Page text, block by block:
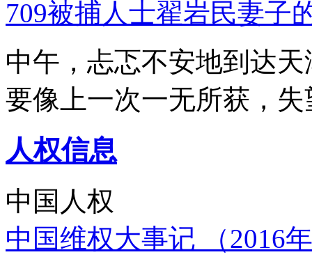
709被捕人士翟岩民妻子
中午，忐忑不安地到达
要像上一次一无所获，
人权信息
中国人权
中国维权大事记 （2016